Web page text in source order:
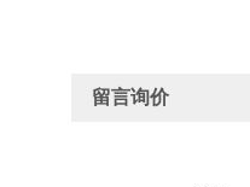
留言询价